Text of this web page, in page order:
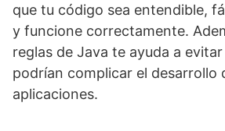
que tu código sea entendible,
y funcione correctamente.
reglas de Java te ayuda a
podrían complicar el desarrollo
aplicaciones.